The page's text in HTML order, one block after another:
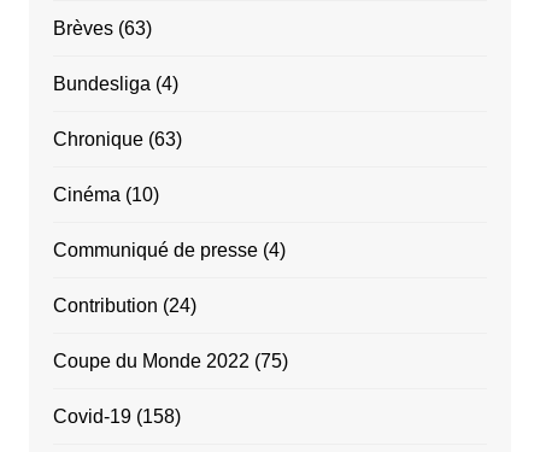
Brèves(63)
Bundesliga (4)
Chronique(63)
Cinéma (10)
Communiqué de presse(4)
Contribution (24)
Coupe du Monde 2022 (75)
Covid-19(158)